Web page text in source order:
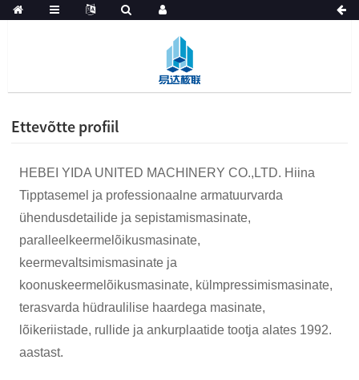
Ettevõtte profiil
HEBEI YIDA UNITED MACHINERY CO.,LTD. Hiina
Tipptasemel ja professionaalne armatuurvarda
ühendusdetailide ja sepistamismasinate,
paralleelkeermelõikusmasinate,
keermevaltsimismasinate ja
koonuskeermelõikusmasinate, külmpressimismasinate,
terasvarda hüdraulilise haardega masinate,
lõikeriistade, rullide ja ankurplaatide tootja alates 1992.
aastast.